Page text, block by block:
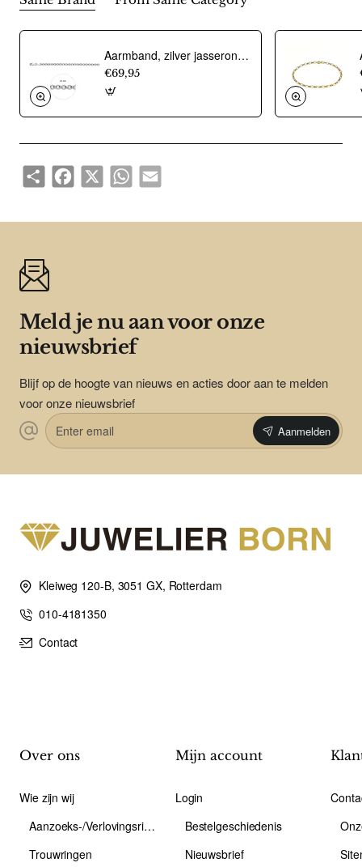
Aarmband, zilver jasseron 4,5mm. (lengte 18cm.) - 10274
€69,95
ShareFacebook
X WhatsAppEmail
Meld je nu aan voor onze
nieuwsbrief
Blijf op de hoogte van nieuws en acties door aan te melden
voor onze nieuwsbrief
Enter
email
Aanmelden
Kleiweg 120-B, 3051 GX, Rotterdam
010-4181350
Contact
Over ons
Wie zijn wij
Aanzoeks-/Verlovingsring
Trouwringen
Mijn account
Login
Bestelgeschiedenis
Nieuwsbrief